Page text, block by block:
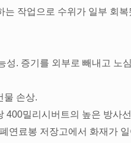
는 작업으로 수위가 일부 회복
성. 증기를 외부로 빼내고 노
물 손상.
400밀리시버트의 높은 방사
연료봉 저장고에서 화재가